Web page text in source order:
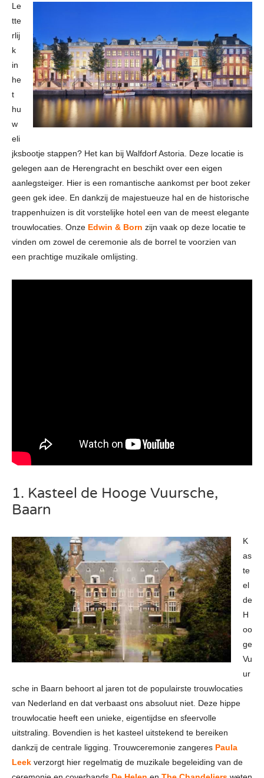
Le
tte
rlij
k
in
he
t
hu
w
eli
jksbootje stappen? Het kan bij Walfdorf Astoria. Deze locatie is
gelegen aan de Herengracht en beschikt over een eigen
aanlegsteiger. Hier is een romantische aankomst per boot zeker
geen gek idee. En dankzij de majestueuze hal en de historische
trappenhuizen is dit vorstelijke hotel een van de meest elegante
trouwlocaties. Onze Edwin & Born zijn vaak op deze locatie te
vinden om zowel de ceremonie als de borrel te voorzien van
een prachtige muzikale omlijsting.
1. Kasteel de Hooge Vuursche,
Baarn
K
as
te
el
de
H
oo
ge
Vu
ur
sche in Baarn behoort al jaren tot de populairste trouwlocaties
van Nederland en dat verbaast ons absoluut niet. Deze hippe
trouwlocatie heeft een unieke, eigentijdse en sfeervolle
uitstraling. Bovendien is het kasteel uitstekend te bereiken
dankzij de centrale ligging. Trouwceremonie zangeres Paula
Leek verzorgt hier regelmatig de muzikale begeleiding van de